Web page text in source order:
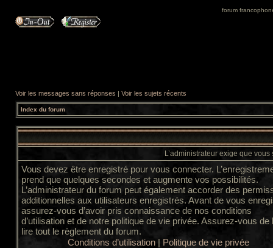
forum
Voir les messages sans réponses | Voir les sujets récents
Index du forum
L’administrateur exige que
Vous devez être enregistré pour vous connecter.
prend que quelques secondes et augmente vos possibilités.
L’administrateur du forum peut également accorder des
additionnelles aux utilisateurs enregistrés. Avant de vous
assurez-vous d’avoir pris connaissance de nos conditions
d’utilisation et de notre politique de vie privée. Assurez-vous de
lire tout le règlement du forum.
Conditions d’utilisation| Politique de vie privée